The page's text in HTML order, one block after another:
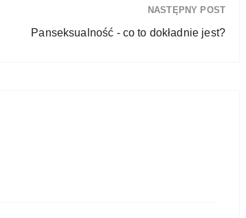
NASTĘPNY POST
Panseksualność - co to dokładnie jest?